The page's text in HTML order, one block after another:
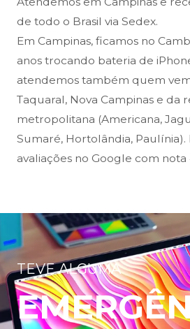
de todo o Brasil via Sedex.
Em Campinas, ficamos no
anos trocando bateria de
atendemos também quem
Taquaral, Nova Campinas e da
metropolitana (Americana,
Sumaré, Hortolândia, Paulínia).
avaliações no Google com nota
TEVE ALGUMA